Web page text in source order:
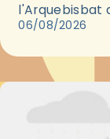
l'Arquebisbat
les
06/08/2026